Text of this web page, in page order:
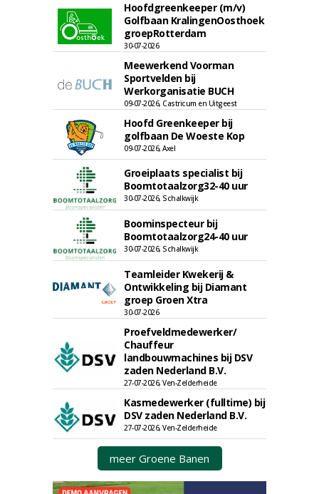
Hoofdgreenkeeper (m/v)
Golfbaan KralingenOosthoek
groepRotterdam
30-07-2026
Meewerkend Voorman
Sportvelden bij
Werkorganisatie BUCH
09-07-2026, Castricum en Uitgeest
Hoofd Greenkeeper bij
golfbaan De Woeste Kop
09-07-2026, Axel
Groeiplaats specialist bij
Boomtotaalzorg32-40 uur
30-07-2026, Schalkwijk
Boominspecteur bij
Boomtotaalzorg24-40 uur
30-07-2026, Schalkwijk
Teamleider Kwekerij &
Ontwikkeling bij Diamant
groep Groen Xtra
30-07-2026
Proefveldmedewerker/
Chauffeur
landbouwmachines bij DSV
zaden Nederland B.V.
27-07-2026, Ven-Zelderheide
Kasmedewerker (fulltime) bij
DSV zaden Nederland B.V.
27-07-2026, Ven-Zelderheide
meer Groene Banen